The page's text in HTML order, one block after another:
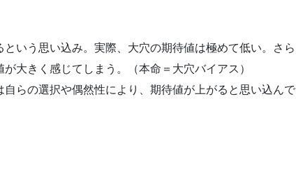
という思い込み。実際、大穴の期待値は極めて低い。さら
大きく感じてしまう。（本命＝大穴バイアス）
らの選択や偶然性により、期待値が上がると思い込んで